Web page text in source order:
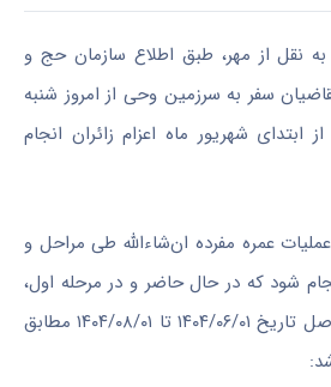
به نقل از مهر، طبق اطلاع سازمان حج و
سفر به سرزمین وحی از امروز شنبه
۱۴۰۴ آغاز و از ابتدای شهریور ماه اعزام زائران انجام
عمره مفرده ان‌شاءالله طی مراحل و
شود که در حال حاضر و در مرحله اول،
هموطنان گرامی در حد فاصل تاریخ ۱۴۰۴/۰۶/۰۱ تا ۱۴۰۴/۰۸/۰۱ مطابق